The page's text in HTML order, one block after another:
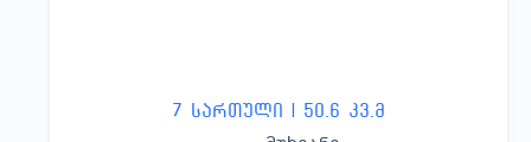
7 სართული | 50.6 კვ.მ